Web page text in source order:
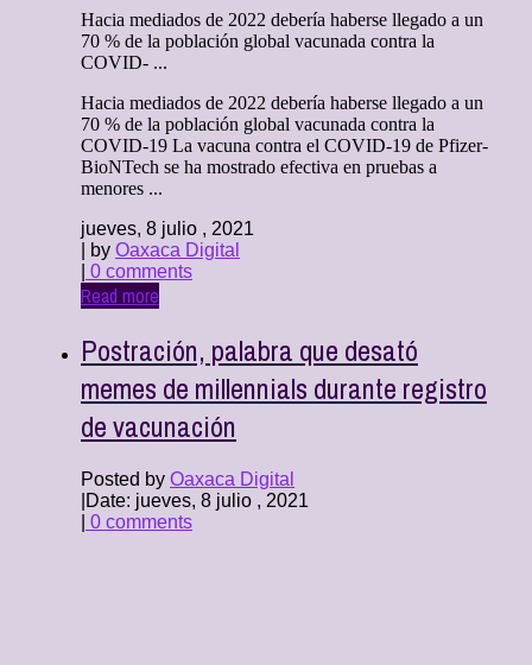
Hacia mediados de 2022 debería haberse llegado a un
70 % de la población global vacunada contra la
COVID- ...
Hacia mediados de 2022 debería haberse llegado a un
70 % de la población global vacunada contra la
COVID-19 La vacuna contra el COVID-19 de Pfizer-
BioNTech se ha mostrado efectiva en pruebas a
menores ...
jueves, 8 julio , 2021
| by Oaxaca Digital
0 comments
Read more
Postración, palabra que desató
memes de millennials durante registro
de vacunación
Posted by Oaxaca Digital
Date: jueves, 8 julio , 2021
0 comments